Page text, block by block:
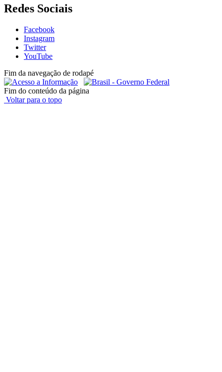
Redes Sociais
Facebook
Instagram
Twitter
YouTube
Fim da navegação de rodapé
Fim do conteúdo da página
Voltar para o topo